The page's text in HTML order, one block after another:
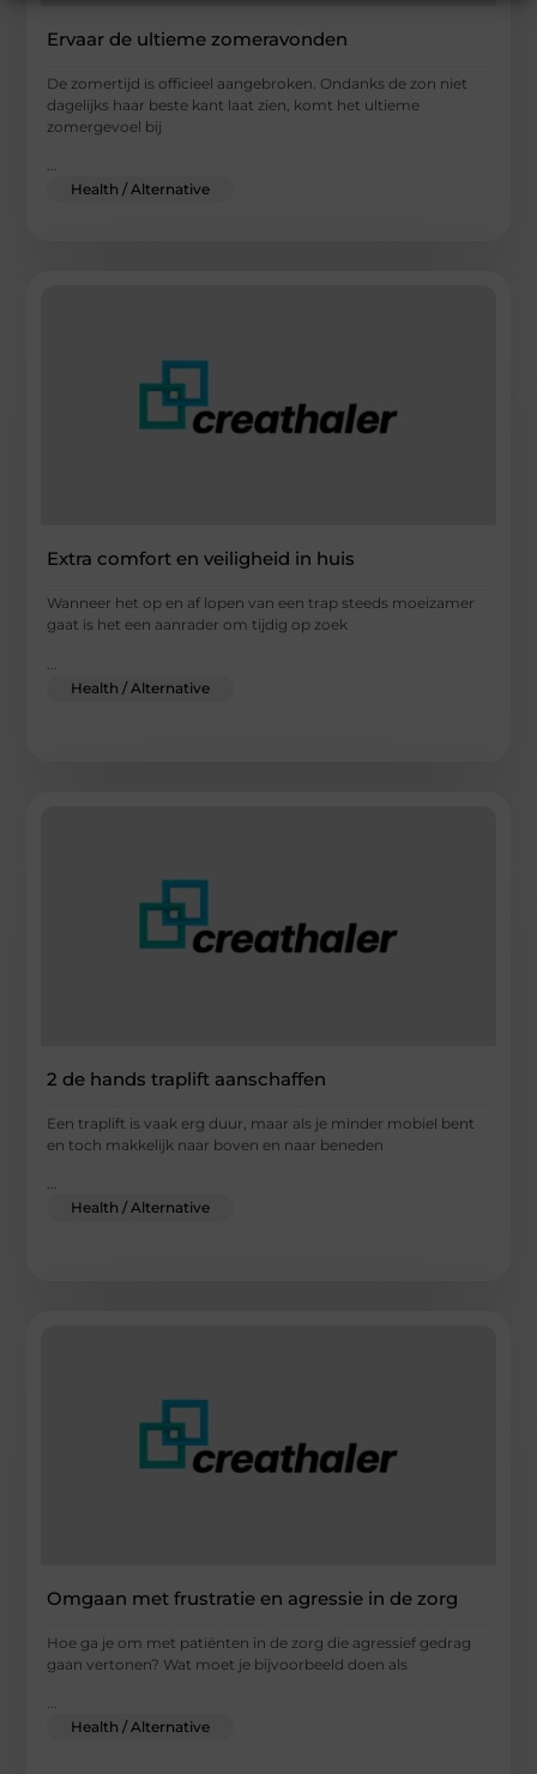
Ervaar de ultieme zomeravonden
De zomertijd is officieel aangebroken. Ondanks de zon niet
dagelijks haar beste kant laat zien, komt het ultieme
zomergevoel bij
...
Health / Alternative
Extra comfort en veiligheid in huis
Wanneer het op en af lopen van een trap steeds moeizamer
gaat is het een aanrader om tijdig op zoek
Health / Alternative
2 de hands traplift aanschaffen
Een traplift is vaak erg duur, maar als je minder mobiel bent
en toch makkelijk naar boven en naar beneden
...
Health / Alternative
Omgaan met frustratie en agressie in de zorg
Hoe ga je om met patiënten in de zorg die agressief gedrag
gaan vertonen? Wat moet je bijvoorbeeld doen als
...
Health / Alternative